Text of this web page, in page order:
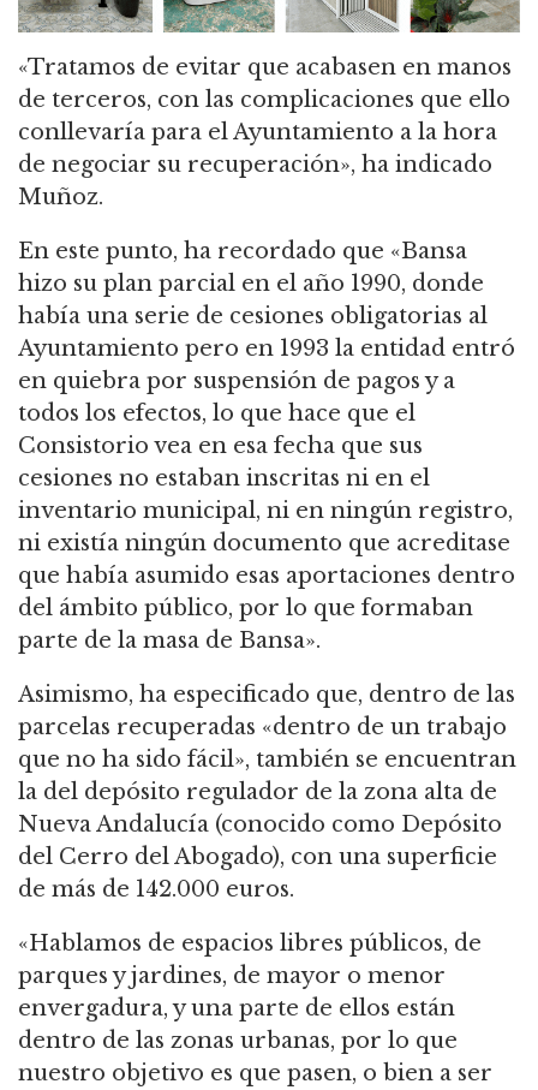
«Tratamos de evitar que acabasen en manos
de terceros, con las complicaciones que ello
conllevaría para el Ayuntamiento a la hora
de negociar su recuperación», ha indicado
Muñoz.
En este punto, ha recordado que «Bansa
hizo su plan parcial en el año 1990, donde
había una serie de cesiones obligatorias al
Ayuntamiento pero en 1993 la entidad entró
en quiebra por suspensión de pagos y a
todos los efectos, lo que hace que el
Consistorio vea en esa fecha que sus
cesiones no estaban inscritas ni en el
inventario municipal, ni en ningún registro,
ni existía ningún documento que acreditase
que había asumido esas aportaciones dentro
del ámbito público, por lo que formaban
parte de la masa de Bansa».
Asimismo, ha especificado que, dentro de las
parcelas recuperadas «dentro de un trabajo
que no ha sido fácil», también se encuentran
la del depósito regulador de la zona alta de
Nueva Andalucía (conocido como Depósito
del Cerro del Abogado), con una superficie
de más de 142.000 euros.
«Hablamos de espacios libres públicos, de
parques y jardines, de mayor o menor
envergadura, y una parte de ellos están
dentro de las zonas urbanas, por lo que
nuestro objetivo es que pasen, o bien a ser